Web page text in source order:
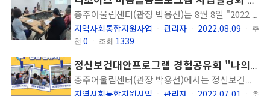
충주어울림센터(관장 박용선)는 8월 8일 "2022 자존감, 꿈과 도전을 응원하는 『리조이스 마음돌봄프로그램』 사업설명회를 실시했습니다. 리조이스 마음돌봄프로그램은 롯데쇼핑의 대표 사회공헌 프로그램 리조이스 캠페인 일환으로 기아대책과 공동지원으로 여성의 자존감, 꿈과 도전을 응원하기 위한 지원사업입니다. 충주어울림센터에서 진행하는 리조이스 마음돌봄프로그램은 우울과 불안 등 심리적 불편감을 겪는 여성 정신질환 당사자 10명을 대상으로 개인의 문제를 외재화하는 과정을 다룬 집단상담을 통해 자아존중감 향상 및 자기 스티그마 감소를 목적으로 합니다. 또한 집단상담의 참여자들의 연대를 통한 공감과 지지를 위한 회복과정을 중심으로 자조모임 및 치료원예프로그램을 지원하게 됩니다. 8월부터 11월까지 4개월간 진행되는 이번 사업에 많은 관심 바라며, 함께 하게 될 당사자들이 진정한 리:조이스(Re:joice) "빛나는 당신"으로 거듭나기를 기원합니다. 그 길에 저희 충주어울림센터가 최선을 다해 지원하고 응원하겠습니다.
지역사회통합지원사업 관리자 2022.08.09
추
천 0 조회 1339
정신보건대안프로그램 경험공유회 "나의 회복, 나의 경험 " 실시
충주어울림센터(관장 박용선)에서는 정신보건대안프로그램 일환으로 정신장애인의 삶의 이야기 중 "나의 회복, 나의 경험"을 주제로 발표하는 경험공유회 <내 삶을 말하고 싶어서>를 실시하였습니다. 2022년 6월 30일(목) 오후3시부터 4시까지 진행된 이번 프로그램은 등록 회원 중 사전신청을 받아 '약물, 증상, 회복, 자립'의 주제중 한가지를 택하여 5분~10분간 발표하는 시간을 갖고 투표를 통해 2명의 우수발표자를 뽑아 상장과 소정의 상품을 전달하였습니다. 이번 경험공유회를 통해 당사자들이 자신의 이야기를 당당하게 말하는 자체에서 주체성을 키우고 듣는 청자로 하여금 공감과 지지를 통해 회복의 의지를 높이고 동료간의 연대감을 향상시키는 자리가 되었습니다. 우리 센터는 앞으로도 당사자들이 자신의 목소리를 당당하게 낼 수 있고 건강한 사회구성원으로 나아갈 수 있도록 함꼐 노력하겠습니다. 감사합니다.
추